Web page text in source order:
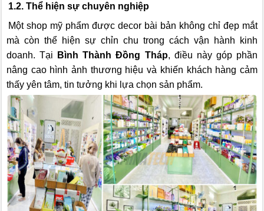
1.2. Thể hiện sự chuyên nghiệp
Một shop mỹ phẩm được decor bài bản không chỉ đẹp mắt
mà còn thể hiện sự chỉn chu trong cách vận hành kinh
doanh. Tại
Bình Thành Đồng Tháp, điều này góp phần
nâng cao hình ảnh thương hiệu và khiến khách hàng cảm
thấy yên tâm, tin tưởng khi lựa chọn sản phẩm.